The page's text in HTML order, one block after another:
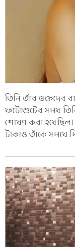
তিনি তাঁর ভক্তদের
ফটোশুটের সময়
শোষণ করা
টাকাও তাঁকে সময়ে